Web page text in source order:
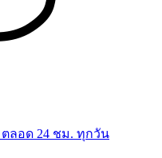
ลอด 24 ชม. ทุกวัน